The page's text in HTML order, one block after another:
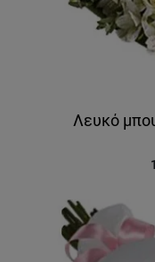
Λευκό